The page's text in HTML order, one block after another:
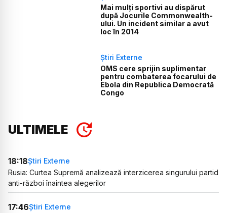
Mai mulți sportivi au dispărut
după Jocurile Commonwealth-
ului. Un incident similar a avut
loc în 2014
Știri Externe
OMS cere sprijin suplimentar
pentru combaterea focarului de
Ebola din Republica Democrată
Congo
ULTIMELE
18:18Știri Externe
Rusia: Curtea Supremă analizează interzicerea singurului partid
anti-război înaintea alegerilor
17:46Știri Externe